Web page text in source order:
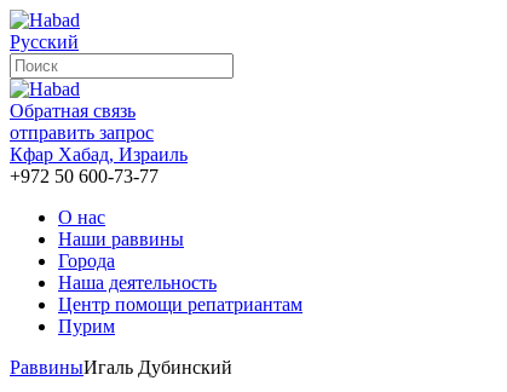
Русский
Обратная связь
отправить запрос
Кфар Хабад, Израиль
+972 50 600-73-77
О нас
Наши раввины
Города
Наша деятельность
Центр помощи репатриантам
Пурим
РаввиныИгаль Дубинский